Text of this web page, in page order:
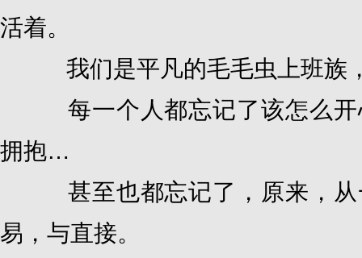
活着。
我们是平凡的毛毛虫上班族
每一个人都忘记了该怎么开
拥抱…
甚至也都忘记了，原来，从
易，与直接。